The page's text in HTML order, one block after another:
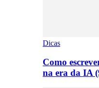
Dicas
Como
na era da IA